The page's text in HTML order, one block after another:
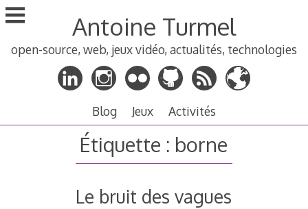
Aller
au
principal
Antoine Turmel
open-source, web, jeux vidéo, actualités, technologies
Blog Jeux Activités
Étiquette : borne
Le bruit des vagues